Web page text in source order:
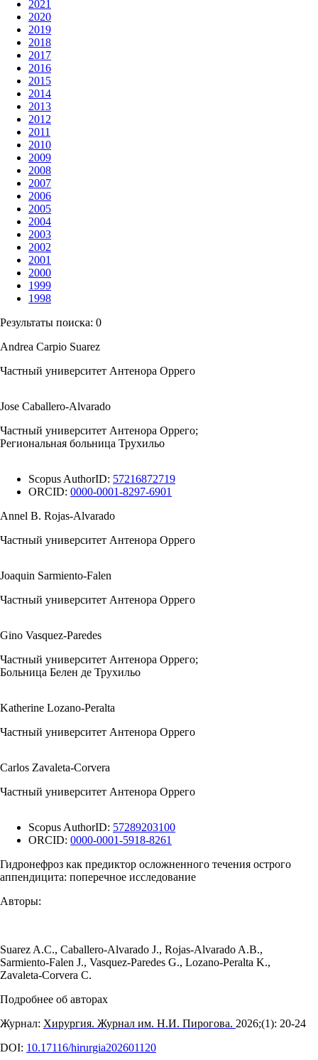
2021
2020
2019
2018
2017
2016
2015
2014
2013
2012
2011
2010
2009
2008
2007
2006
2005
2004
2003
2002
2001
2000
1999
1998
Результаты поиска: 0
Andrea Carpio Suarez
Частный университет Антенора Оррего
Jose Caballero-Alvarado
Частный университет Антенора Оррего;
Региональная больница Трухильо
Scopus AuthorID: 57216872719
ORCID: 0000-0001-8297-6901
Annel B. Rojas-Alvarado
Частный университет Антенора Оррего
Joaquin Sarmiento-Falen
Частный университет Антенора Оррего
Gino Vasquez-Paredes
Частный университет Антенора Оррего;
Больница Белен де Трухильо
Katherine Lozano-Peralta
Частный университет Антенора Оррего
Carlos Zavaleta-Corvera
Частный университет Антенора Оррего
Scopus AuthorID: 57289203100
ORCID: 0000-0001-5918-8261
Гидронефроз как предиктор осложненного течения острого
аппендицита: поперечное исследование
Авторы:
Suarez A.C., Caballero-Alvarado J., Rojas-Alvarado A.B.,
Sarmiento-Falen J., Vasquez-Paredes G., Lozano-Peralta K.,
Zavaleta-Corvera C.
Подробнее об авторах
Журнал: Хирургия. Журнал им. Н.И. Пирогова. 2026;(1): 20‑24
DOI: 10.17116/hirurgia202601120